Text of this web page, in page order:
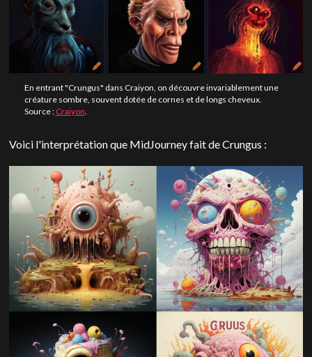
En entrant "Crungus" dans Craiyon, on découvre invariablement une
créature sombre, souvent dotée de cornes et de longs cheveux.
Source : Craiyon.
Voici l'interprétation que MidJourney fait de Crungus :